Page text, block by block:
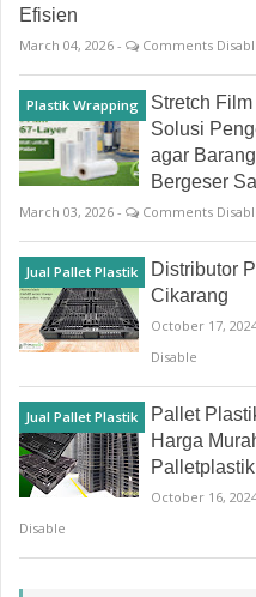
Efisien
March 04, 2026 - Comments
Plastik Wrapping
Stretch
Solusi
agar
Bergeser
March 03, 2026 - Comments
Jual Pallet Plastik
Distributor
Cikarang
October 17,
Disable
Jual Pallet Plastik
Pallet
Harga
October 16,
Disable